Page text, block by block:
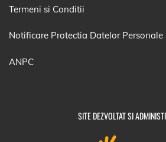
Termeni si Conditii
Notificare Protectia Datelor Personale
ANPC
SITE DEZVOLTAT SI